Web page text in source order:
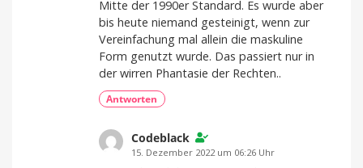
Mitte der 1990er Standard. Es wurde aber
bis heute niemand gesteinigt, wenn zur
Vereinfachung mal allein die maskuline
Form genutzt wurde. Das passiert nur in
der wirren Phantasie der Rechten..
Antworten
Codeblack
15. Dezember 2022 um 06:26 Uhr